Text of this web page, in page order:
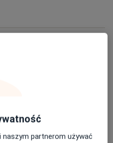
dzieci
psychologiczna dzieci
partnerom używać